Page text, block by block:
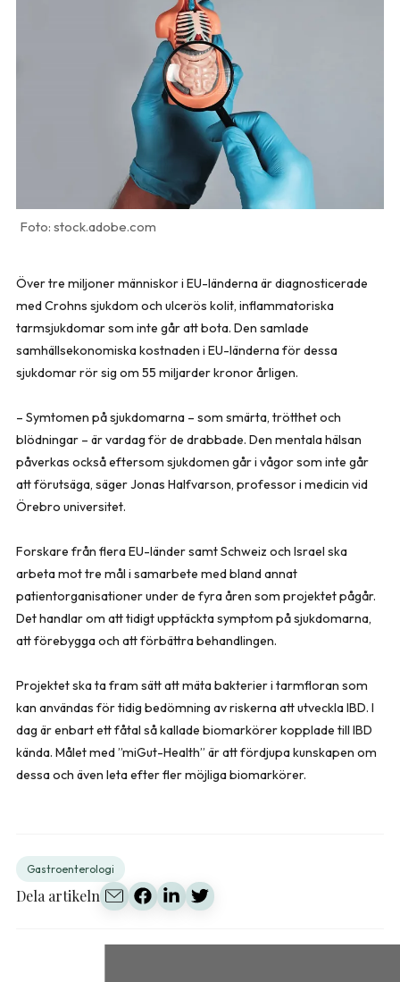
stock.adobe.com
Över tre miljoner människor i EU-länderna är diagnosticerade
med Crohns sjukdom och ulcerös kolit, inflammatoriska
tarmsjukdomar som inte går att bota. Den samlade
samhällsekonomiska kostnaden i EU-länderna för dessa
sjukdomar rör sig om 55 miljarder kronor årligen.
– Symtomen på sjukdomarna – som smärta, trötthet och
blödningar – är vardag för de drabbade. Den mentala hälsan
påverkas också eftersom sjukdomen går i vågor som inte går
att förutsäga, säger Jonas Halfvarson, professor i medicin vid
Örebro universitet.
Forskare från flera EU-länder samt Schweiz och Israel ska
arbeta mot tre mål i samarbete med bland annat
patientorganisationer under de fyra åren som projektet pågår.
Det handlar om att tidigt upptäckta symptom på sjukdomarna,
att förebygga och att förbättra behandlingen.
Projektet ska ta fram sätt att mäta bakterier i tarmfloran som
kan användas för tidig bedömning av riskerna att utveckla IBD. I
dag är enbart ett fåtal så kallade biomarkörer kopplade till IBD
kända. Målet med ”miGut-Health” är att fördjupa kunskapen om
dessa och även leta efter fler möjliga biomarkörer.
Gastroenterologi
Dela artikeln